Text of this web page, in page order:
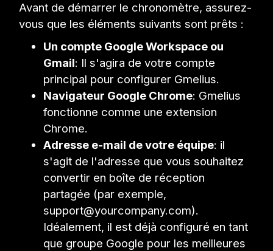
Avant de démarrer le chronomètre, assurez-
vous que les éléments suivants sont prêts :
Un compte Google Workspace ou
Gmail: Il s'agira de votre compte
principal pour configurer Gmelius.
Navigateur Google Chrome: Gmelius
fonctionne comme une extension
Chrome.
Adresse e-mail de votre équipe: il
s'agit de l'adresse que vous souhaitez
convertir en boîte de réception
partagée (par exemple,
support@yourcompany.com).
Idéalement, il est déjà configuré en tant
que groupe Google pour les meilleures